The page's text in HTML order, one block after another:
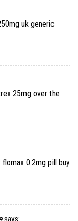
uk generic
25mg over the
flomax 0.2mg pill
buy
says: